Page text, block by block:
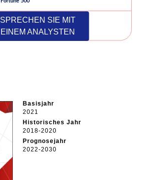
SPRECHEN SIE MIT
EINEM ANALYSTEN
Basisjahr
2021
Historisches Jahr
2018-2020
Prognosejahr
2022-2030